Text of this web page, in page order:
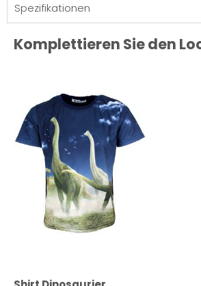
Spezifikationen
Komplettieren Sie den